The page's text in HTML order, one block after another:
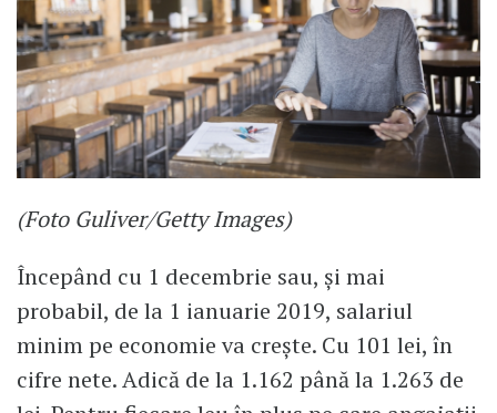
(Foto Guliver/Getty Images)
Începând cu 1 decembrie sau, și mai
probabil, de la 1 ianuarie 2019, salariul
minim pe economie va crește. Cu 101 lei, în
cifre nete. Adică de la 1.162 până la 1.263 de